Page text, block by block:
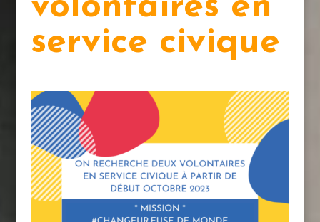
volontaires en
service civique